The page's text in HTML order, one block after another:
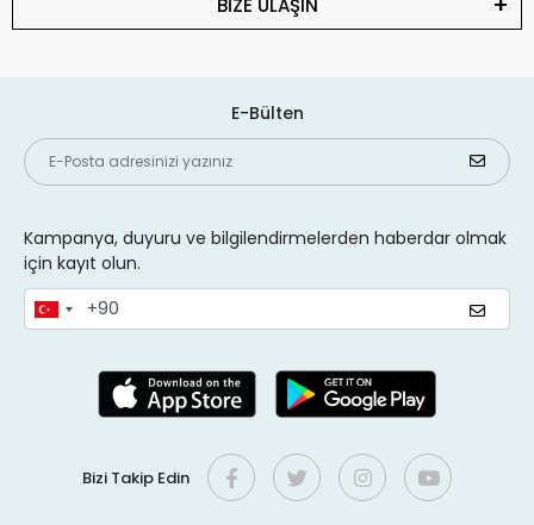
BİZE ULAŞIN
E-Bülten
Kampanya, duyuru ve bilgilendirmelerden haberdar olmak
için kayıt olun.
Bizi Takip Edin